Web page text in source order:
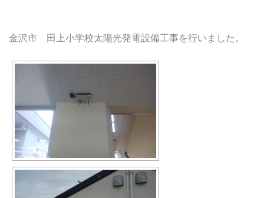
金沢市 田上小学校太陽光発電設備工事を行いました。